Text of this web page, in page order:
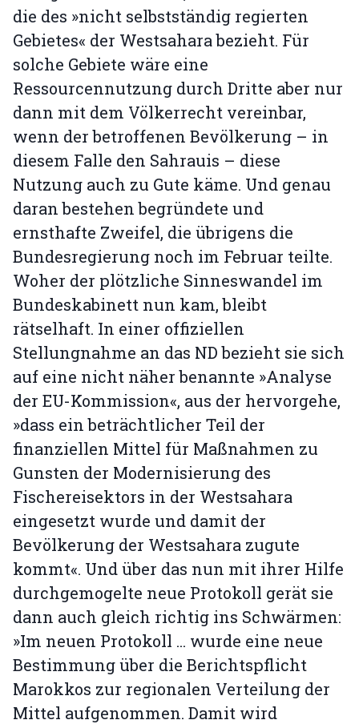
die des »nicht selbstständig regierten
Gebietes« der Westsahara bezieht. Für
solche Gebiete wäre eine
Ressourcennutzung durch Dritte aber nur
dann mit dem Völkerrecht vereinbar,
wenn der betroffenen Bevölkerung – in
diesem Falle den Sahrauis – diese
Nutzung auch zu Gute käme. Und genau
daran bestehen begründete und
ernsthafte Zweifel, die übrigens die
Bundesregierung noch im Februar teilte.
Woher der plötzliche Sinneswandel im
Bundeskabinett nun kam, bleibt
rätselhaft. In einer offiziellen
Stellungnahme an das ND bezieht sie sich
auf eine nicht näher benannte »Analyse
der EU-Kommission«, aus der hervorgehe,
»dass ein beträchtlicher Teil der
finanziellen Mittel für Maßnahmen zu
Gunsten der Modernisierung des
Fischereisektors in der Westsahara
eingesetzt wurde und damit der
Bevölkerung der Westsahara zugute
kommt«. Und über das nun mit ihrer Hilfe
durchgemogelte neue Protokoll gerät sie
dann auch gleich richtig ins Schwärmen:
»Im neuen Protokoll ... wurde eine neue
Bestimmung über die Berichtspflicht
Marokkos zur regionalen Verteilung der
Mittel aufgenommen. Damit wird